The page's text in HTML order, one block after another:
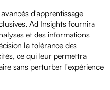
d'apprentissage
Ad Insights fournira
et des informations
la tolérance des
ce qui leur permettra
sans perturber l'expérience